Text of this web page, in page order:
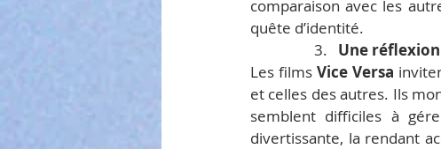
comparaison avec les
quête d’identité.
3. Une
Les films Vice Versa
et celles des autres. Ils
semblent difficiles à
divertissante, la rendant